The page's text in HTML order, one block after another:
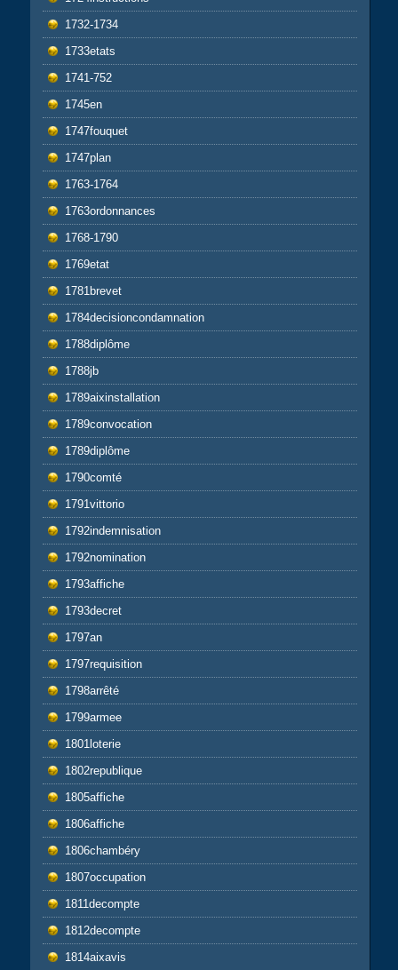
1732-1734
1733etats
1741-752
1745en
1747fouquet
1747plan
1763-1764
1763ordonnances
1768-1790
1769etat
1781brevet
1784decisioncondamnation
1788diplôme
1788jb
1789aixinstallation
1789convocation
1789diplôme
1790comté
1791vittorio
1792indemnisation
1792nomination
1793affiche
1793decret
1797an
1797requisition
1798arrêté
1799armee
1801loterie
1802republique
1805affiche
1806affiche
1806chambéry
1807occupation
1811decompte
1812decompte
1814aixavis